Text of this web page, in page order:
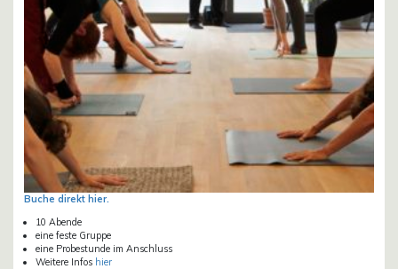
Buche direkt hier.
10 Abende
eine feste Gruppe
eine Probestunde im Anschluss
Weitere Infos hier